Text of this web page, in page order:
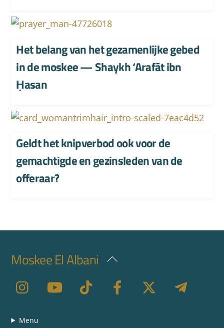
Het belang van het gezamenlijke gebed
in de moskee — Shaykh ‘Arafāt ibn
Ḥasan
Geldt het knipverbod ook voor de
gemachtigde en gezinsleden van de
offeraar?
Back
Top
Moskee El Albani
Menu